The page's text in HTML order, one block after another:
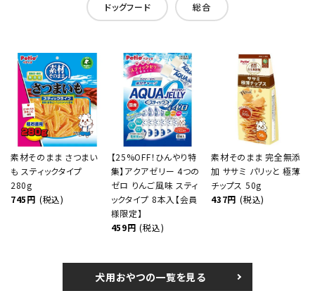
ドッグフード 総合
素材そのまま さつまい
も スティックタイプ
280g
745円 (税込)
【25%OFF！ひんやり特
集】アクアゼリー 4つの
ゼロ りんご風味 スティ
ックタイプ 8本入【会員
様限定】
459円 (税込)
素材そのまま 完全無添
加 ササミ パリッと 極薄
チップス 50g
437円 (税込)
犬用おやつの一覧を見る